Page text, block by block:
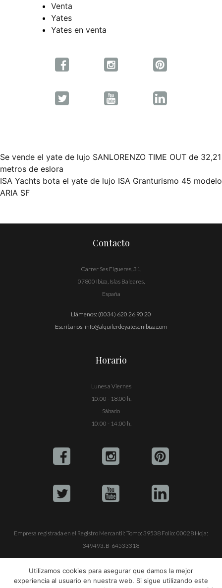
Venta
Yates
Yates en venta
Navegación
de
Se vende el yate de lujo SANLORENZO TIME OUT de 32,21
metros de eslora
ISA Yachts bota el yate de lujo ISA Granturismo 45 modelo
ARIA SF
Contacto
Carrer Ses Figueres, 31,
07800 Ibiza, Islas Baleares,
España
Llámenos: (0034) 620 26 90 20
Escríbanos: info@alquilerdeyatesenibiza.com
Horario
Lunes a Viernes
10:00 - 18:00 h.
Sábado
10:00 - 14:00 h.
Empresa registrada en el Registro Mercantil: Tomo: 39538 Folio: 00028 Hoja:
349493. B-64533318
ALQUILER DE YATES EN IBIZA S.L.
Utilizamos cookies para asegurar que damos la mejor
experiencia al usuario en nuestra web. Si sigue utilizando este